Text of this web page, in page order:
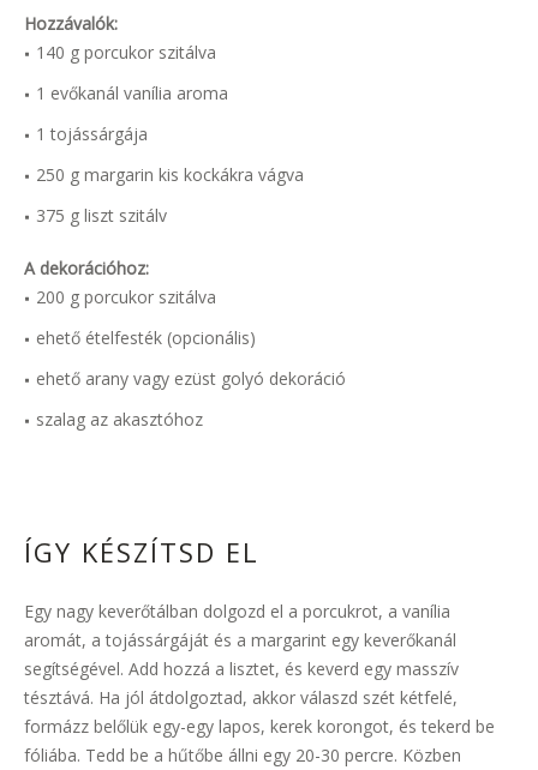
Hozzávalók:
140 g porcukor szitálva
1 evőkanál vanília aroma
1 tojássárgája
250 g margarin kis kockákra vágva
375 g liszt szitálv
A dekorációhoz:
200 g porcukor szitálva
ehető ételfesték (opcionális)
ehető arany vagy ezüst golyó dekoráció
szalag az akasztóhoz
ÍGY KÉSZÍTSD EL
Egy nagy keverőtálban dolgozd el a porcukrot, a vanília
aromát, a tojássárgáját és a margarint egy keverőkanál
segítségével. Add hozzá a lisztet, és keverd egy masszív
tésztává. Ha jól átdolgoztad, akkor válaszd szét kétfelé,
formázz belőlük egy-egy lapos, kerek korongot, és tekerd be
fóliába. Tedd be a hűtőbe állni egy 20-30 percre. Közben